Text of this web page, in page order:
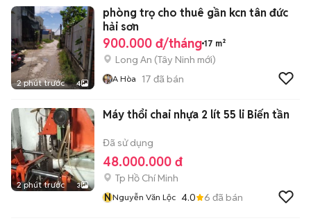
2 phút trước 4
phòng trọ cho thuê gần kcn tân đức
hải sơn
900.000 đ/tháng 17 m²
Long An (Tây Ninh mới)
A Hòa 17 đã bán
2 phút trước 3
Máy thổi chai nhựa 2 lít 55 li Biến tần
Đã sử dụng
48.000.000 đ
Tp Hồ Chí Minh
NNguyễn Văn Lộc 4.0 6 đã bán